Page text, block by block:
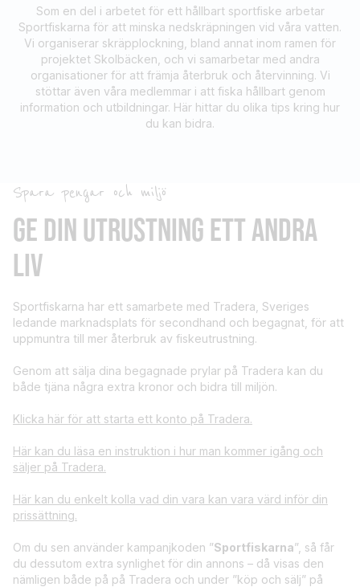
Som en del i arbetet för ett hållbart sportfiske arbetar
Sportfiskarna för att minska nedskräpningen vid våra vatten.
Vi organiserar skräpplockning, bland annat inom ramen för
projektet Skolbäcken, och vi samarbetar med andra
organisationer för att främja återbruk och återvinning. Vi
stöttar även våra medlemmar i att fiska hållbart genom
information och utbildningar. Här hittar du olika tips kring hur
du kan bidra.
Spara pengar och miljö
GE DIN UTRUSTNING ETT ANDRA
LIV
Sportfiskarna har ett samarbete med Tradera, Sveriges
ledande marknadsplats för secondhand och begagnat, för att
uppmuntra till mer återbruk av fiskeutrustning.
Genom att sälja dina begagnade prylar på Tradera kan du
både tjäna några extra kronor och bidra till miljön.
Klicka här för att starta ett konto på Tradera.
Här kan du läsa en instruktion i hur man kommer igång och
säljer på Tradera.
Här kan du enkelt kolla vad din vara kan vara värd inför din
prissättning.
Om du sen använder kampanjkoden ”Sportfiskarna”, så får
du dessutom extra synlighet för din annons – då visas den
nämligen både på på Tradera och under ”köp och sälj” på